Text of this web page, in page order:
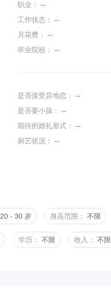
职业： --
工作状态：
--
月花费：
--
毕业院校：
--
是否接受异地恋： --
是否要小孩：
--
期待的婚礼形式：
--
厨艺状况：
--
20 - 30 岁 身高范围： 不限
学历： 不限 收入： 不限